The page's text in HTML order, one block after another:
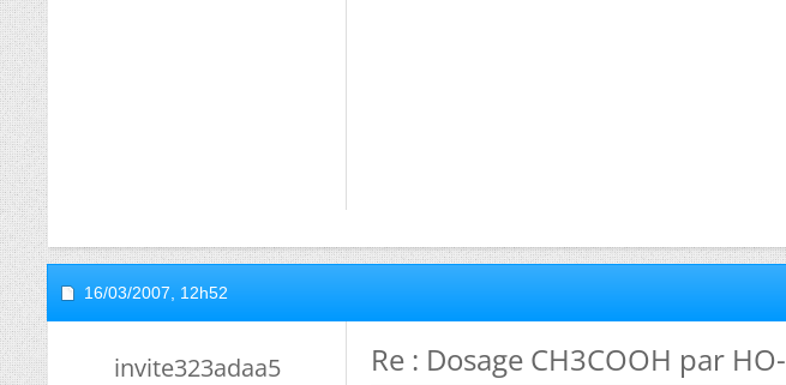
16/03/2007, 12h52
invite323adaa5 Re : Dosage CH3COOH par HO-